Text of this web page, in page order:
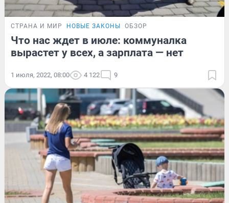
СТРАНА И МИР НОВЫЕ ЗАКОНЫ ОБЗОР
Что нас ждет в июле: коммуналка
вырастет у всех, а зарплата — нет
1 июля, 2022, 08:00 4 122 9